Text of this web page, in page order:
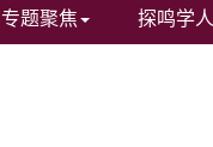
专题聚焦 探鸣学人